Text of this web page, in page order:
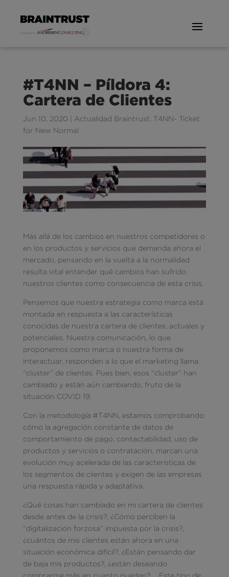
#T4NN – Píldora 4:
Cartera de Clientes
Jun 10, 2020 Actualidad Braintrust T4NN- Ticket
for New Normal
Más allá de los cambios en nuestros competidores o
en los productos y servicios que demanda ahora el
mercado, pensando en la vuelta a la normalidad
resulta vital entender qué cambios han sufrido
nuestros clientes como consecuencia de esta crisis.
Pensemos que nuestra estrategia como marca está
montada en respuesta a las características
conocidas de nuestra cartera de clientes, actuales y
potenciales. Nuestra comunicación, lo que
proponemos como marca o nuestra forma de
interactuar, responden a lo que el marketing llama
“cluster” de clientes. Pues bien, esos “cluster” han
cambiado y están aún cambiando, fruto de la
situación COVID 19.
Con la metodología #T4NN, estamos comprobando
cómo la agregación constante de datos de
comportamiento de pago, contactabilidad, uso de
productos y servicios o contratación, marcan una
evolución muy acelerada de las características de
los segmentos de clientes y exigen de las empresas
una respuesta rápida y adaptativa.
¿Qué cosas han cambiado en mi cartera de clientes
desde antes de la crisis?, ¿Cómo perciben la
“digitalización forzosa” impuesta por la crisis?,
¿cuántos de mis clientes están ahora en una
situación económica difícil?, ¿Están pensando dar
de baja mis productos?, ¿están deseando
comprarme más en cuanto puedan?,… Este tipo de